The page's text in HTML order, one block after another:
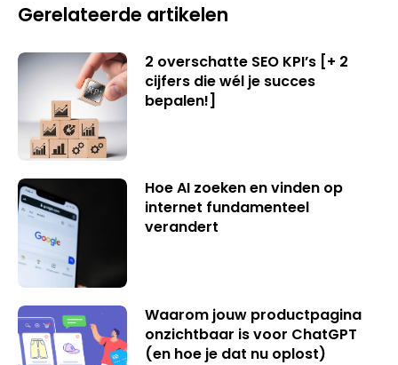
Gerelateerde artikelen
2 overschatte SEO KPI’s [+ 2
cijfers die wél je succes
bepalen!]
Hoe AI zoeken en vinden op
internet fundamenteel
verandert
Waarom jouw productpagina
onzichtbaar is voor ChatGPT
(en hoe je dat nu oplost)